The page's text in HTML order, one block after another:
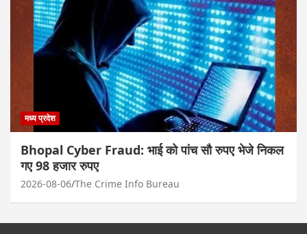
मध्य प्रदेश
Bhopal Cyber Fraud: भाई को पांच सौ रुपए भेजे निकल
गए 98 हजार रुपए
2026-08-06 The Crime Info Bureau